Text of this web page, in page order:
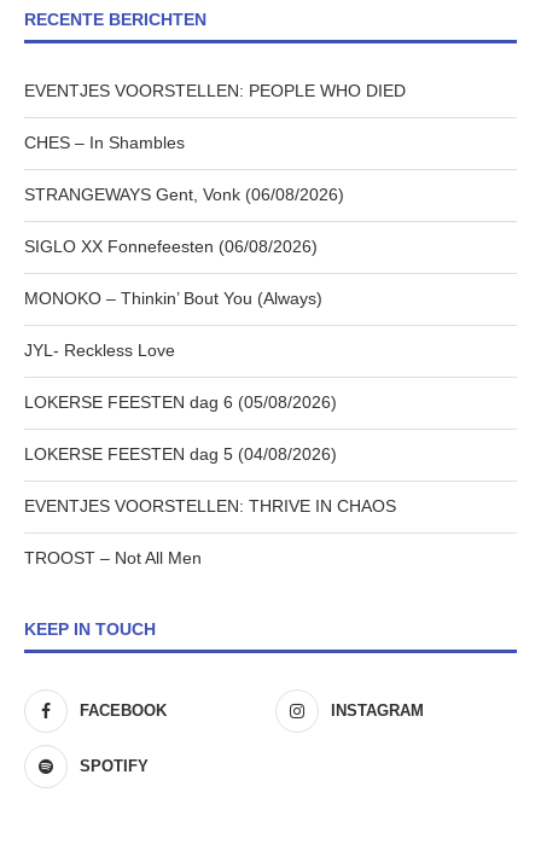
RECENTE BERICHTEN
EVENTJES VOORSTELLEN: PEOPLE WHO DIED
CHES – In Shambles
STRANGEWAYS Gent, Vonk (06/08/2026)
SIGLO XX Fonnefeesten (06/08/2026)
MONOKO – Thinkin’ Bout You (Always)
JYL- Reckless Love
LOKERSE FEESTEN dag 6 (05/08/2026)
LOKERSE FEESTEN dag 5 (04/08/2026)
EVENTJES VOORSTELLEN: THRIVE IN CHAOS
TROOST – Not All Men
KEEP IN TOUCH
FACEBOOK INSTAGRAM
SPOTIFY